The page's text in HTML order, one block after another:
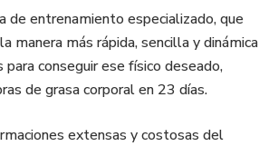
de entrenamiento especializado, que
más rápida, sencilla y dinámica
conseguir ese físico deseado,
de grasa corporal en 23 días.
extensas y costosas del